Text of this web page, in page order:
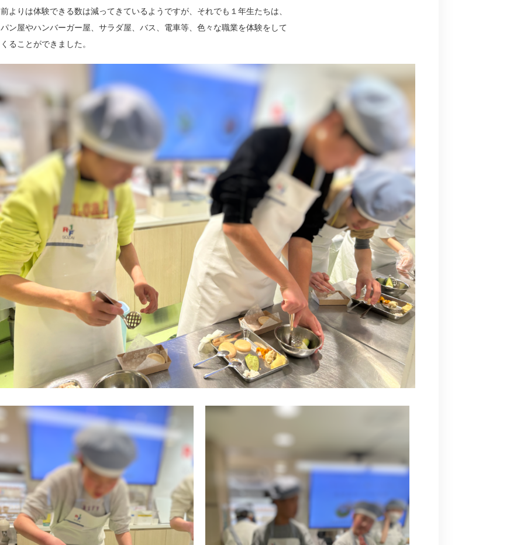
前よりは体験できる数は減ってきているようですが、それでも１年生たちは、
パン屋やハンバーガー屋、サラダ屋、バス、電車等、色々な職業を体験をして
くることができました。